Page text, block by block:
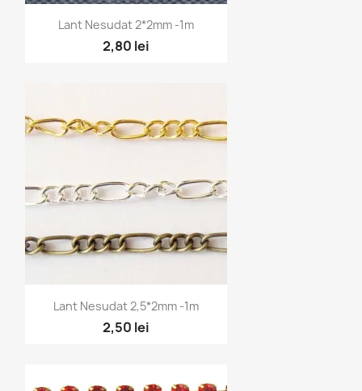
Vizualizare rapidă
Lant Nesudat 2*2mm -1m
2,80 lei
Vizualizare rapidă
Lant Nesudat 2,5*2mm -1m
2,50 lei